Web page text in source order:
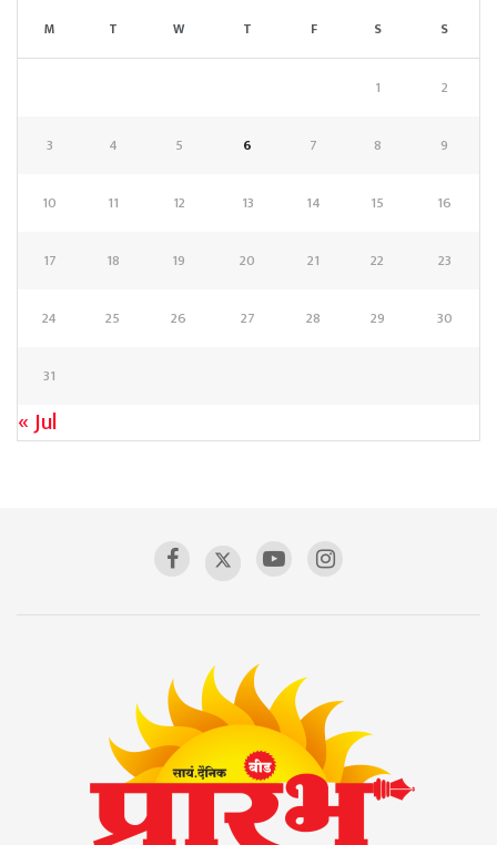
M T W T F S S
1 2
3 4 5 6 7 8 9
10 11 12 13 14 15 16
17 18 19 20 21 22 23
24 25 26 27 28 29 30
31
« Jul